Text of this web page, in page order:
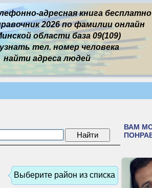
адресная книга бесплатно
2026 по фамилии онлайн
области база 09(109)
тел. номер человека
адреса людей
Выберите район из списка